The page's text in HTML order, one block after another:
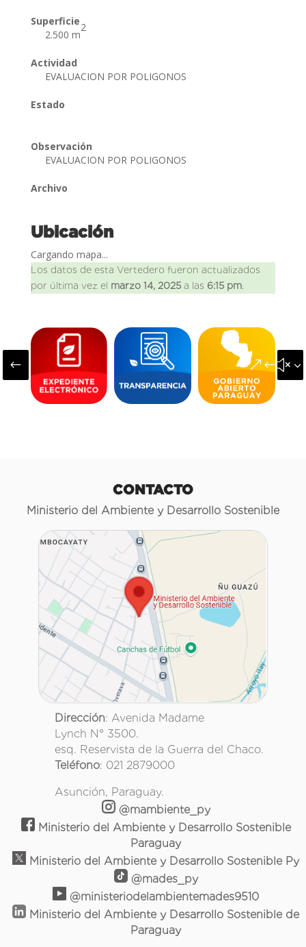
Superficie
2.500 m
2
Actividad
EVALUACION POR POLIGONOS
Estado
Observación
EVALUACION POR POLIGONOS
Archivo
Ubicación
Cargando mapa...
Los datos de esta Vertedero fueron actualizados
por última vez el marzo 14, 2025a las 6:15 pm.
#
CONTACTO
Ministerio del Ambiente y Desarrollo Sostenible
Dirección: Avenida Madame
Lynch N° 3500.
esq. Reservista de la Guerra del Chaco.
Teléfono: 021 2879000
Asunción, Paraguay.
@mambiente_py
Ministerio del Ambiente y Desarrollo Sostenible
Paraguay
Ministerio del Ambiente y Desarrollo Sostenible Py
@mades_py
@ministeriodelambientemades9510
Ministerio del Ambiente y Desarrollo Sostenible de
Paraguay